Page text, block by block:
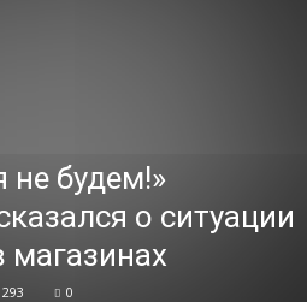
не будем!»
о ситуации
магазинах
293 0